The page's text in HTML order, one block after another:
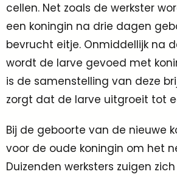
cellen. Net zoals de werkster
een koningin na drie dagen
bevrucht eitje. Onmiddellijk na
wordt de larve gevoed met
is de samenstelling van deze
zorgt dat de larve uitgroeit tot
Bij de geboorte van de nieuwe
voor de oude koningin om het
Duizenden werksters zuigen